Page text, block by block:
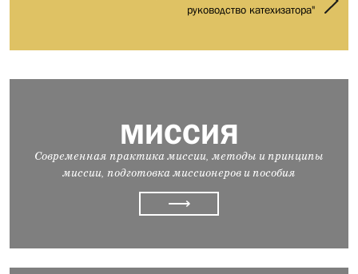
руководство катехизатора"
МИССИЯ
Современная практика миссии, методы и принципы
миссии, подготовка миссионеров и пособия
⟶